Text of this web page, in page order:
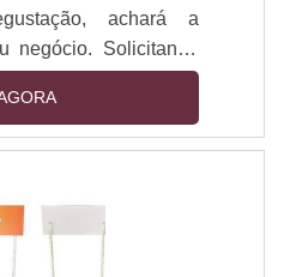
achará a
negócio. Solicitando
organização do
competente do
balcão desmontável
e comunicação
SOBRE BALCÃO